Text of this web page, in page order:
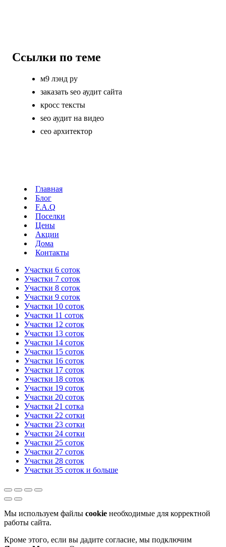
Ссылки по теме
м9 лэнд ру
заказать seo аудит сайта
кросс тексты
seo аудит на видео
сео архитектор
Главная
Блог
F.A.Q
Поселки
Цены
Акции
Дома
Контакты
Участки 6 соток
Участки 7 соток
Участки 8 соток
Участки 9 соток
Участки 10 соток
Участки 11 соток
Участки 12 соток
Участки 13 соток
Участки 14 соток
Участки 15 соток
Участки 16 соток
Участки 17 соток
Участки 18 соток
Участки 19 соток
Участки 20 соток
Участки 21 сотка
Участки 22 сотки
Участки 23 сотки
Участки 24 сотки
Участки 25 соток
Участки 27 соток
Участки 28 соток
Участки 35 соток и больше
Мы используем файлы cookie необходимые для корректной
работы сайта.
Кроме этого, если вы дадите согласие, мы подключим